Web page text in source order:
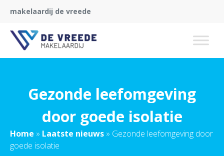
makelaardij de vreede
Gezonde leefomgeving
door goede isolatie
Home » Laatste nieuws » Gezonde leefomgeving door
goede isolatie